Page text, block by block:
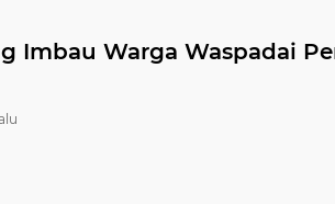
Imbau Warga Waspadai